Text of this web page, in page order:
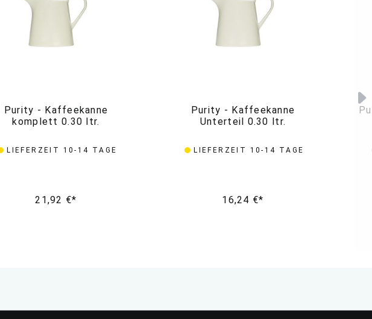
Purity - Kaffeekanne
komplett 0.30 ltr.
LIEFERZEIT 10-14 TAGE
21,92 €*
Purity - Kaffeekanne
Unterteil 0.30 ltr.
LIEFERZEIT 10-14 TAGE
16,24 €*